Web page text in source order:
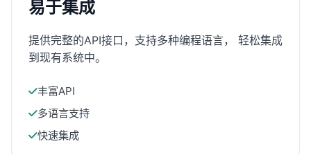
易于集成
提供完整的API接口，支持多种编程语言， 轻松集成
到现有系统中。
丰富API
多语言支持
快速集成